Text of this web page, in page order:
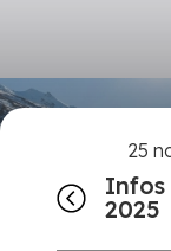
25
Infos
2025